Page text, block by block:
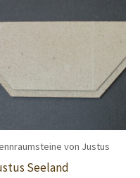
von Justus
Seeland